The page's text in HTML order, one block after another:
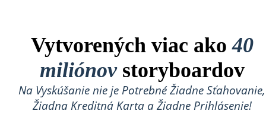
Vytvorených viac ako40
miliónovstoryboardov
Na Vyskúšanie nie je Potrebné Žiadne Sťahovanie,
Žiadna Kreditná Karta a Žiadne Prihlásenie!